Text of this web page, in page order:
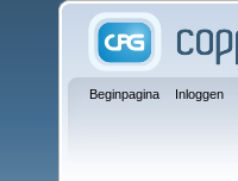
Beginpagina Inloggen